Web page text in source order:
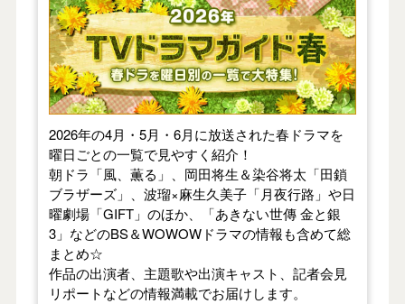
2026年の4月・5月・6月に放送された春ドラマを
曜日ごとの一覧で見やすく紹介！
朝ドラ「風、薫る」、岡田将生＆染谷将太「田鎖
ブラザーズ」、波瑠×麻生久美子「月夜行路」や日
曜劇場「GIFT」のほか、「あきない世傳 金と銀
3」などのBS＆WOWOWドラマの情報も含めて総
まとめ☆
作品の出演者、主題歌や出演キャスト、記者会見
リポートなどの情報満載でお届けします。